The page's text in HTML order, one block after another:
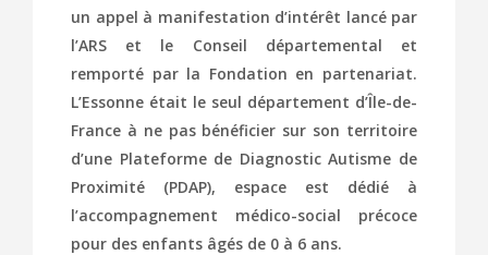
un appel à manifestation d’intérêt lancé par
l’ARS et le Conseil départemental et
remporté par la Fondation en partenariat.
L’Essonne était le seul département d’Île-de-
France à ne pas bénéficier sur son territoire
d’une Plateforme de Diagnostic Autisme de
Proximité (PDAP), espace est dédié à
l’accompagnement médico-social précoce
pour des enfants âgés de 0 à 6 ans.